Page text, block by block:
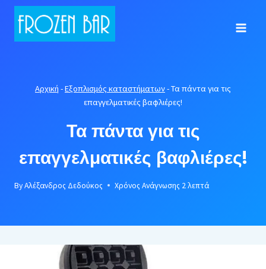
Skip
content
Αρχική -Εξοπλισμός καταστήματων-Τα πάντα για τις
επαγγελματικές βαφλιέρες!
Τα πάντα για τις
επαγγελματικές βαφλιέρες!
ByΑλέξανδρος Δεδούκος Χρόνος Ανάγνωσης 2λεπτά